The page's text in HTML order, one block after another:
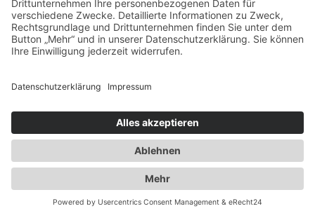
unsere neuen Räumlichkeiten an der
Martinseestraße 1
2015
2016
Ausbau des Speditionshofes um 4000 qm
2017
Erweiterung der Lagerfläche auf knapp
18000 qm
2018
Implementierung eines